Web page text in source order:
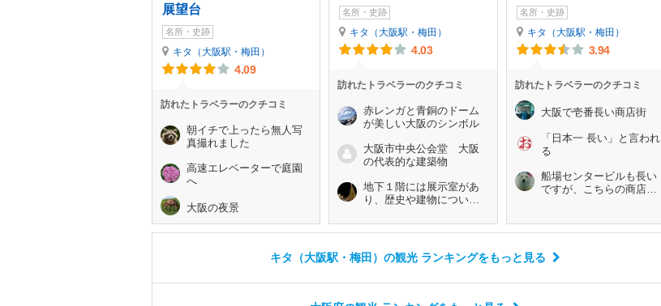
展望台
名所・史跡
キタ（大阪駅・梅田）
4.09
訪れたトラベラーのクチコミ
朝イチで上ったら無人写
真撮れました
高速エレベーターで庭園
へ
大阪の夜景
名所・史跡
キタ（大阪駅・梅田）
4.03
訪れたトラベラーのクチコミ
赤レンガと青銅のドーム
が美しい大阪のシンボル
大阪市中央公会堂 大阪
の代表的な建築物
地下１階には展示室があ
り、歴史や建物について
は、こちらの見学を！！
名所・史跡
キタ（大阪駅・梅田）
3.94
訪れたトラベラーのクチコミ
大阪で壱番長い商店街
「日本一 長い」と言われ
る
船場センタービルも長い
ですが、こちらの商店街
キタ（大阪駅・梅田）の観光 ランキングをもっと見る